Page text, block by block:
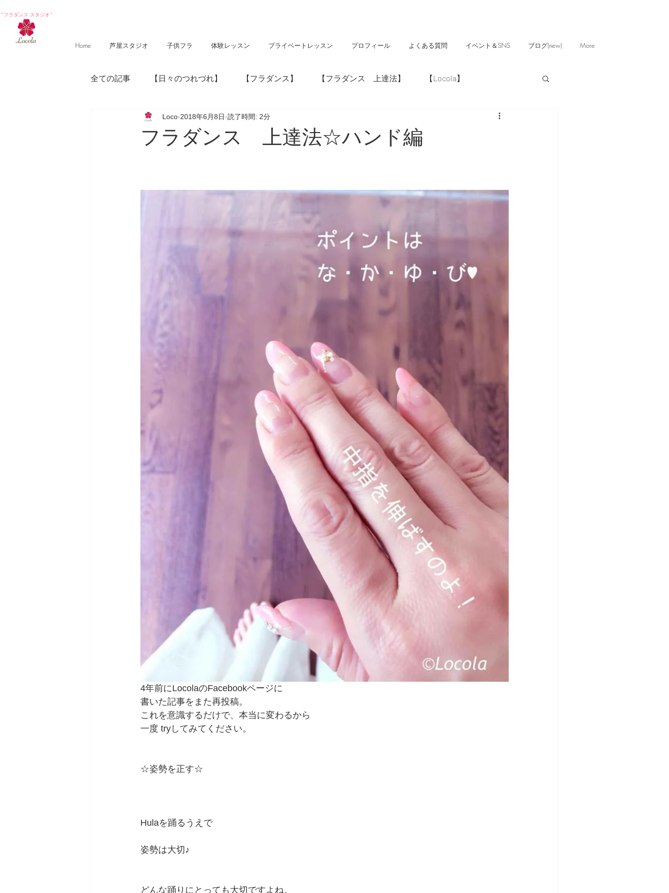
*フラダンス スタジオ*
Home 芦屋スタジオ 子供フラ 体験レッスン プライベートレッスン プロフィール よくある質問 イベント＆SNS ブログ(new) More
全ての記事 【日々のつれづれ】 【フラダンス】 【フラダンス 上達法】 【Locola】
【photography 】 【poem】 【神社・仏閣】
フラダンス 上達法☆ハンド編
Loco 2018年6月8日 読了時間: 2分
4年前にLocolaのFacebookページに
書いた記事をまた再投稿。
これを意識するだけで、本当に変わるから
一度 tryしてみてください。
☆姿勢を正す☆
Hulaを踊るうえで
姿勢は大切♪
どんな踊りにとっても大切ですよね。